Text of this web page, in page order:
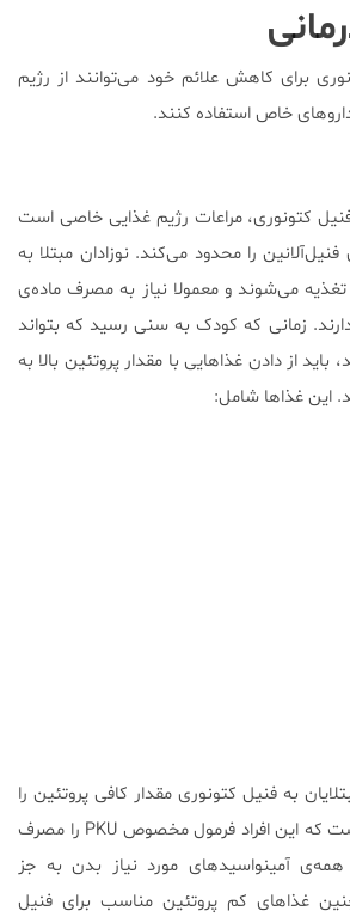
برای کاهش علائم خود می‌توانند از رژیم
خاص استفاده کنند.
کتونوری، مراعات رژیم غذایی خاصی است
را محدود می‌کند. نوزادان مبتلا به
تغذیه می‌شوند و معمولا نیاز به مصرف ماده‌ی
زمانی که کودک به سنی رسید که بتواند
از دادن غذاهایی با مقدار پروتئین بالا به
این غذاها شامل:
به فنیل کتونوری مقدار کافی پروتئین را
دریافت می‌کنند، نیاز است که این افراد فرمول مخصوص PKU را مصرف
آمینواسیدهای مورد نیاز بدن به جز
غذاهای کم پروتئین مناسب برای فنیل